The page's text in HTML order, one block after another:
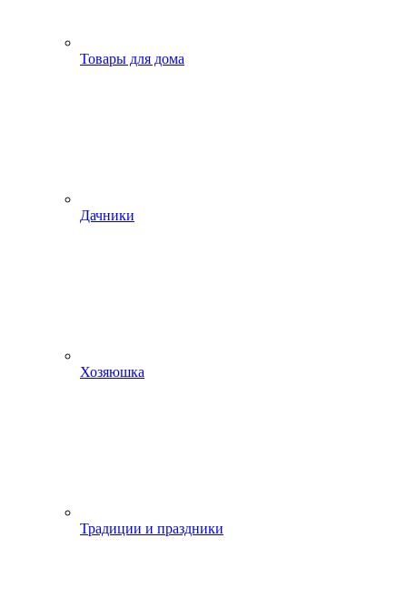
Товары для дома
Дачники
Хозяюшка
Традиции и праздники